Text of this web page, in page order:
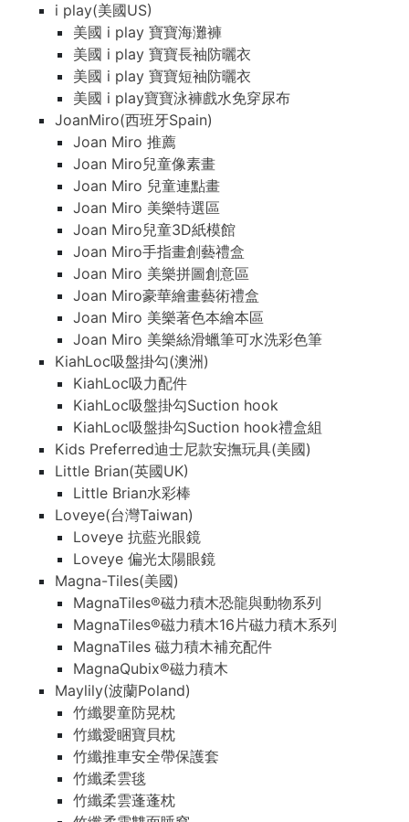
i play(美國US)
美國 i play 寶寶海灘褲
美國 i play 寶寶長袖防曬衣
美國 i play 寶寶短袖防曬衣
美國 i play寶寶泳褲戲水免穿尿布
JoanMiro(西班牙Spain)
Joan Miro 推薦
Joan Miro兒童像素畫
Joan Miro 兒童連點畫
Joan Miro 美樂特選區
Joan Miro兒童3D紙模館
Joan Miro手指畫創藝禮盒
Joan Miro 美樂拼圖創意區
Joan Miro豪華繪畫藝術禮盒
Joan Miro 美樂著色本繪本區
Joan Miro 美樂絲滑蠟筆可水洗彩色筆
KiahLoc吸盤掛勾(澳洲)
KiahLoc吸力配件
KiahLoc吸盤掛勾Suction hook
KiahLoc吸盤掛勾Suction hook禮盒組
Kids Preferred迪士尼款安撫玩具(美國)
Little Brian(英國UK)
Little Brian水彩棒
Loveye(台灣Taiwan)
Loveye 抗藍光眼鏡
Loveye 偏光太陽眼鏡
Magna-Tiles(美國)
MagnaTiles®磁力積木恐龍與動物系列
MagnaTiles®磁力積木16片磁力積木系列
MagnaTiles 磁力積木補充配件
MagnaQubix®磁力積木
Maylily(波蘭Poland)
竹纖嬰童防晃枕
竹纖愛睏寶貝枕
竹纖推車安全帶保護套
竹纖柔雲毯
竹纖柔雲蓬蓬枕